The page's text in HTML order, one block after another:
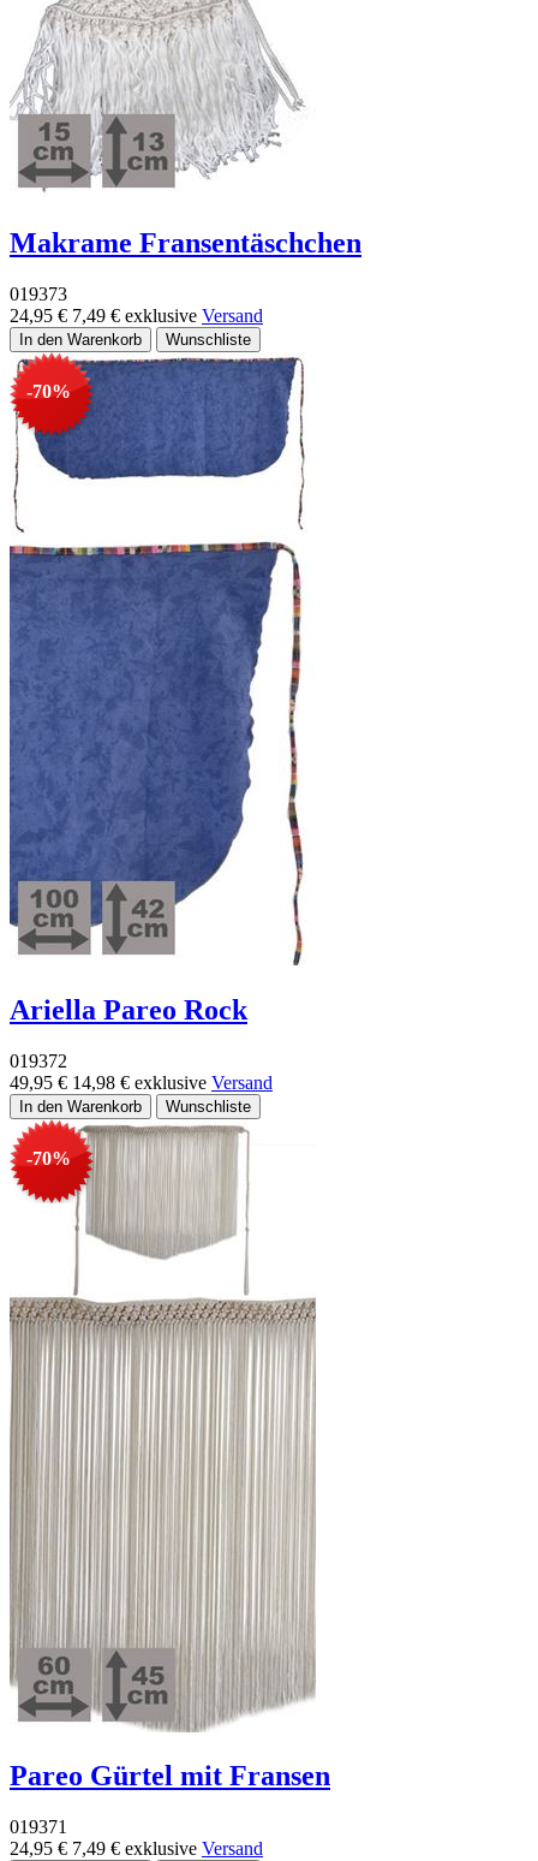
Makrame Fransentäschchen
019373
24,95 € 7,49 € exklusive Versand
-70%
Ariella Pareo Rock
019372
49,95 € 14,98 € exklusive Versand
-70%
Pareo Gürtel mit Fransen
019371
24,95 € 7,49 € exklusive Versand